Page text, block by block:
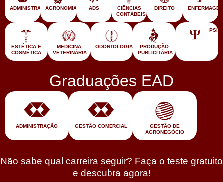
ADMINISTRAÇÃOAGRONOMIA ADS
CIÊNCIAS
CONTÁBEIS
DIREITO ENFERMAGEM
ESTÉTICA E
COSMÉTICA
MEDICINA
VETERINÁRIA
ODONTOLOGIA
PRODUÇÃO
PUBLICITÁRIA
Graduações EAD
ADMINISTRAÇÃO GESTÃO COMERCIAL
GESTÃO DE
AGRONEGÓCIO
Não sabe qual carreira seguir? Faça o teste gratuito
e descubra agora!